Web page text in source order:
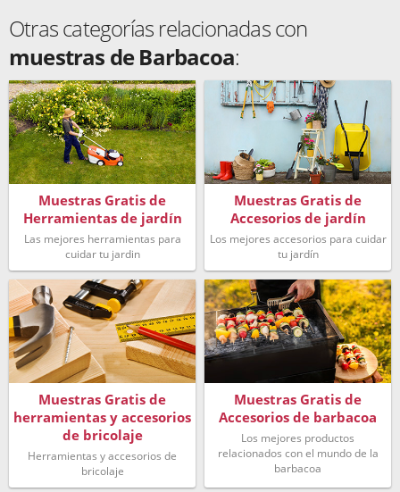
Otras categorías relacionadas con
muestras de Barbacoa:
Muestras Gratis de
Herramientas de jardín
Las mejores herramientas para
cuidar tu jardin
Muestras Gratis de
Accesorios de jardín
Los mejores accesorios para cuidar
tu jardín
Muestras Gratis de
herramientas y accesorios
de bricolaje
Herramientas y accesorios de
bricolaje
Muestras Gratis de
Accesorios de barbacoa
Los mejores productos
relacionados con el mundo de la
barbacoa